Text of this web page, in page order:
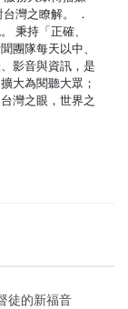
灣之瞭解。 ．
秉持「正確、
團隊每天以中、
影音與資訊，是
大為閱聽大眾；
灣之眼，世界之
徒的新福音